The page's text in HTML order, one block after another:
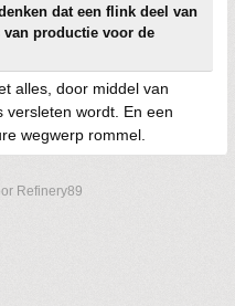
dat een flink deel van
productie voor de
alles, door middel van
versleten wordt. En een
wegwerp rommel.
Refinery89